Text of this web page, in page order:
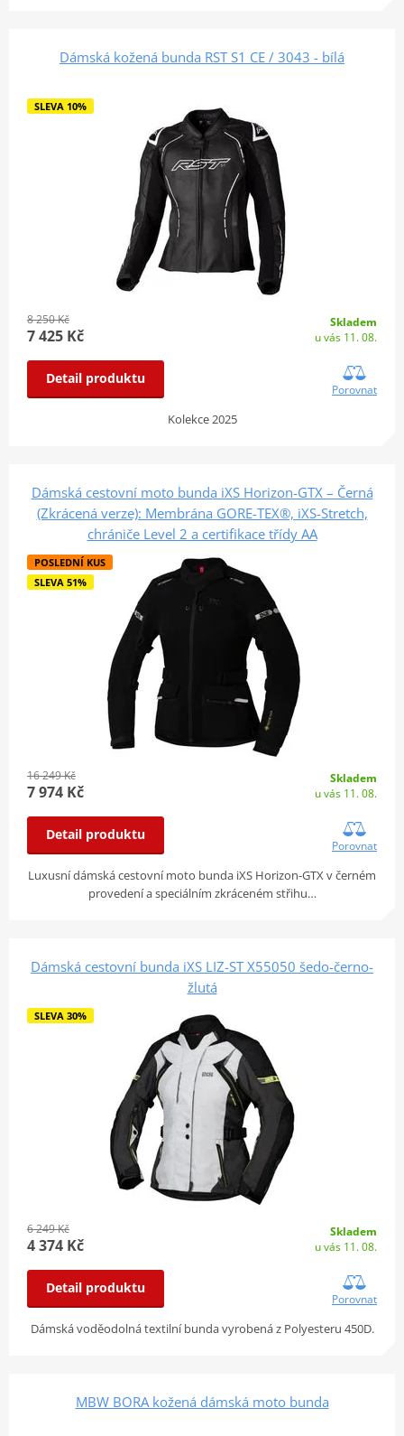
Dámská kožená bunda RST S1 CE / 3043 - bílá
SLEVA 10%
8 250 Kč
7 425 Kč
Skladem
u vás 11. 08.
Detail produktu
Porovnat
Kolekce 2025
Dámská cestovní moto bunda iXS Horizon-GTX – Černá
(Zkrácená verze): Membrána GORE-TEX®, iXS-Stretch,
chrániče Level 2 a certifikace třídy AA
POSLEDNÍ KUS
SLEVA 51%
16 249 Kč
7 974 Kč
Skladem
u vás 11. 08.
Detail produktu
Porovnat
Luxusní dámská cestovní moto bunda iXS Horizon-GTX v černém
provedení a speciálním zkráceném střihu…
Dámská cestovní bunda iXS LIZ-ST X55050 šedo-černo-
žlutá
SLEVA 30%
6 249 Kč
4 374 Kč
Skladem
u vás 11. 08.
Detail produktu
Porovnat
Dámská voděodolná textilní bunda vyrobená z Polyesteru 450D.
MBW BORA kožená dámská moto bunda